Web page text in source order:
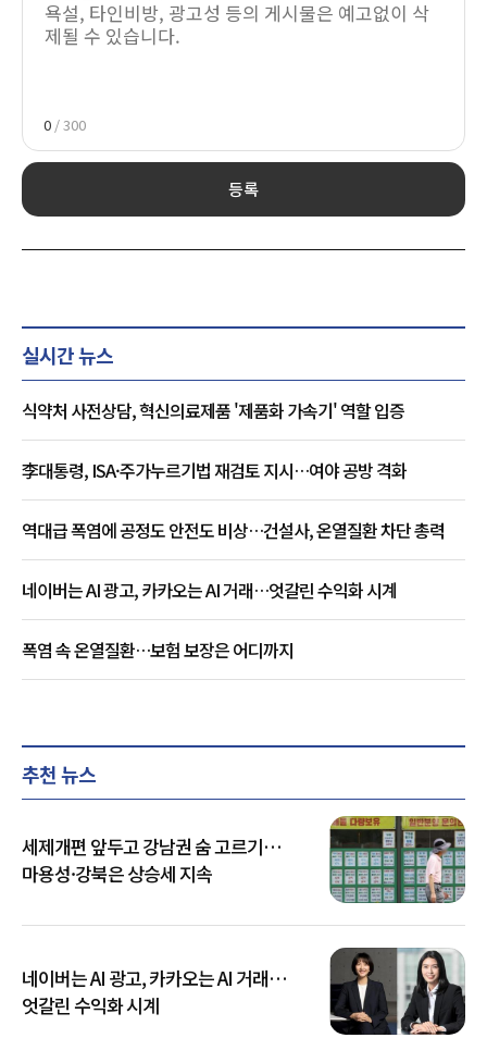
0 / 300
등록
실시간 뉴스
식약처 사전상담, 혁신의료제품 '제품화 가속기' 역할 입증
李대통령, ISA·주가누르기법 재검토 지시…여야 공방 격화
역대급 폭염에 공정도 안전도 비상…건설사, 온열질환 차단 총력
네이버는 AI 광고, 카카오는 AI 거래…엇갈린 수익화 시계
폭염 속 온열질환…보험 보장은 어디까지
추천 뉴스
세제개편 앞두고 강남권 숨 고르기…
마용성·강북은 상승세 지속
네이버는 AI 광고, 카카오는 AI 거래…
엇갈린 수익화 시계